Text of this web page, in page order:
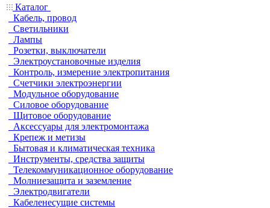
Каталог
Кабель, провод
Светильники
Лампы
Розетки, выключатели
Электроустановочные изделия
Контроль, измерение электропитания
Счетчики электроэнергии
Модульное оборудование
Силовое оборудование
Щитовое оборудование
Аксессуары для электромонтажа
Крепеж и метизы
Бытовая и климатическая техника
Инструменты, средства защиты
Телекоммуникационное оборудование
Молниезащита и заземление
Электродвигатели
Кабеленесущие системы